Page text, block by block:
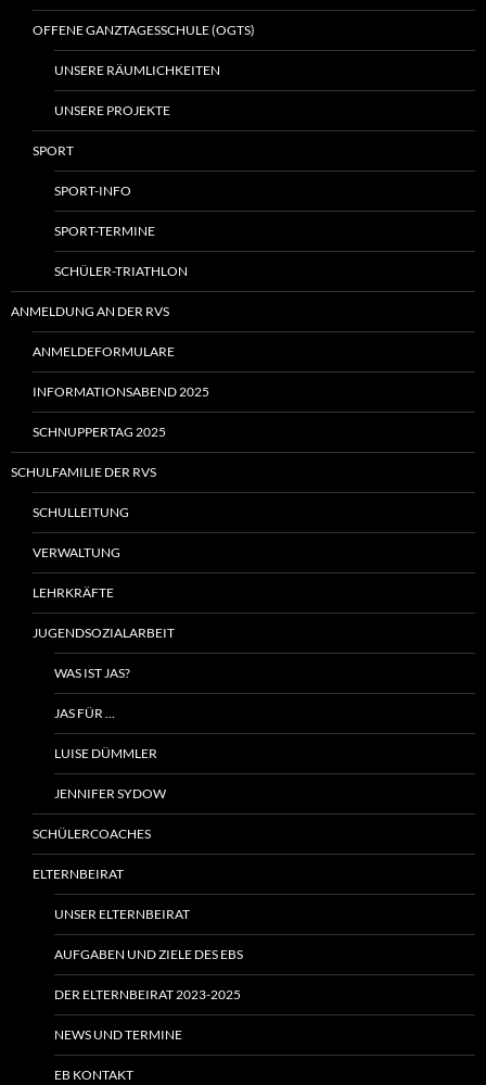
OFFENE GANZTAGESSCHULE (OGTS)
UNSERE RÄUMLICHKEITEN
UNSERE PROJEKTE
SPORT
SPORT-INFO
SPORT-TERMINE
SCHÜLER-TRIATHLON
ANMELDUNG AN DER RVS
ANMELDEFORMULARE
INFORMATIONSABEND 2025
SCHNUPPERTAG 2025
SCHULFAMILIE DER RVS
SCHULLEITUNG
VERWALTUNG
LEHRKRÄFTE
JUGENDSOZIALARBEIT
WAS IST JAS?
JAS FÜR …
LUISE DÜMMLER
JENNIFER SYDOW
SCHÜLERCOACHES
ELTERNBEIRAT
UNSER ELTERNBEIRAT
AUFGABEN UND ZIELE DES EBS
DER ELTERNBEIRAT 2023-2025
NEWS UND TERMINE
EB KONTAKT